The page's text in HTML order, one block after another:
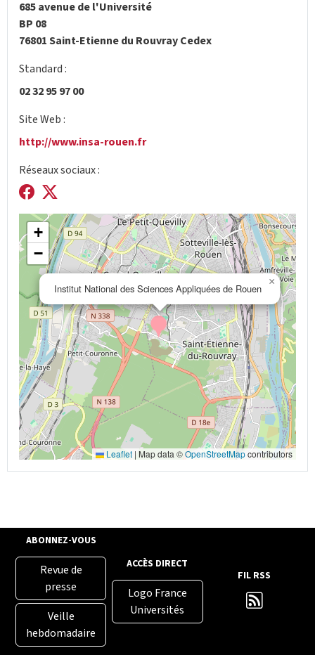
685 avenue de l'Université
BP 08
76801 Saint-Etienne du Rouvray Cedex
Standard :
02 32 95 97 00
Site Web :
http://www.insa-rouen.fr
Réseaux sociaux :
Institut National des Sciences Appliquées de Rouen
×
+
−
Leaflet | Map data ©OpenStreetMapcontributors
ABONNEZ-VOUS
Revue de
presse
Veille
hebdomadaire
ACCÈS DIRECT
Logo France
Universités
FIL RSS